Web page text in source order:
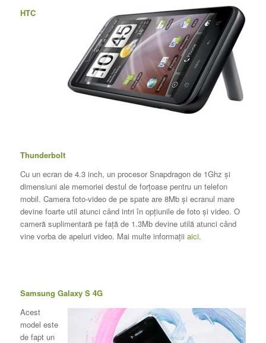
HTC
Thunderbolt
Cu un ecran de 4.3 inch, un procesor Snapdragon de 1Ghz şi
dimensiuni ale memoriei destul de forţoase pentru un telefon
mobil. Camera foto-video de pe spate are 8Mb şi ecranul mare
devine foarte util atunci când intri în opţiunile de foto şi video. O
cameră suplimentară pe faţă de 1.3Mb devine utilă atunci când
vine vorba de apeluri video. Mai multe informaţii aici.
Samsung Galaxy S 4G
Acest
model este
de fapt un